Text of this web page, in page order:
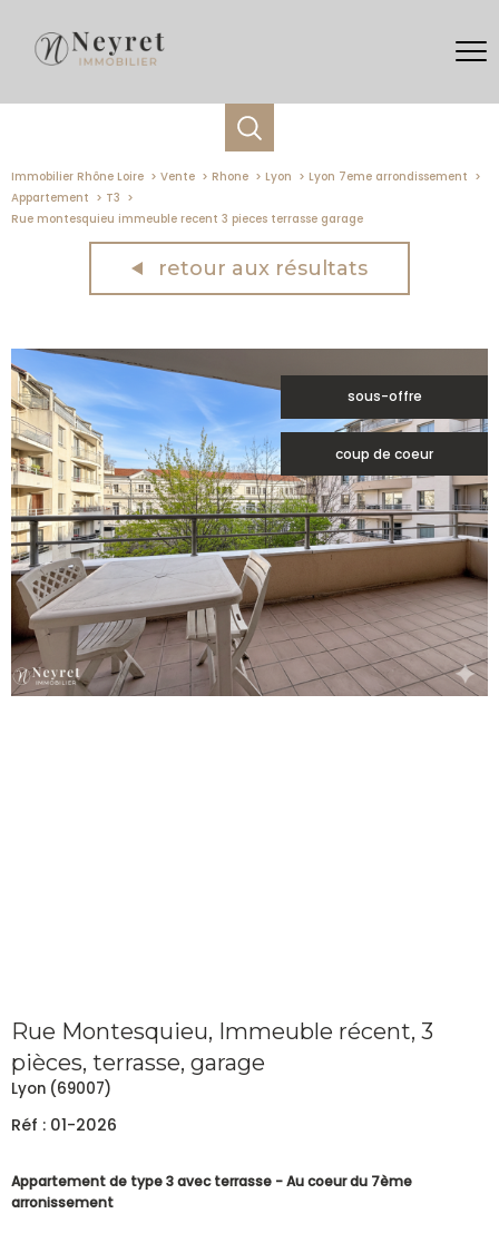
Immobilier Rhône Loire Vente Rhone Lyon
Lyon 7eme arrondissement
Appartement
T3
Rue montesquieu immeuble recent 3 pieces terrasse garage
retour aux résultats
sous-offre
coup de coeur
Rue Montesquieu, Immeuble récent, 3
pièces, terrasse, garage
Lyon (69007)
Réf : 01-2026
Appartement de type 3 avec terrasse - Au coeur du 7ème
arronissement